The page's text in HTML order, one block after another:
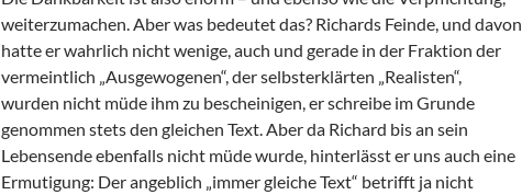
weiterzumachen. Aber was bedeutet das? Richards Feinde, und davon
hatte er wahrlich nicht wenige, auch und gerade in der Fraktion der
vermeintlich „Ausgewogenen“, der selbsterklärten „Realisten“,
wurden nicht müde ihm zu bescheinigen, er schreibe im Grunde
genommen stets den gleichen Text. Aber da Richard bis an sein
Lebensende ebenfalls nicht müde wurde, hinterlässt er uns auch eine
Ermutigung: Der angeblich „immer gleiche Text“ betrifft ja nicht